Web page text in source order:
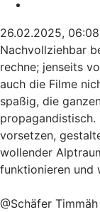
26.02.2025, 06:08
Nachvollziehbar
rechne; jenseits
auch die Filme
spaßig, die
propagandistisch.
vorsetzen,
wollender
funktionieren und
@Schäfer Timmäh